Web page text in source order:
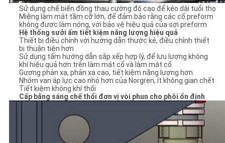
Sử dụng chế biến đồng thau cường độ cao để kéo dài tuổi thọ
Miệng làm mát tầm cỡ lớn, để đảm bảo rằng các cổ preform
không được làm nóng, với bảo vệ hiệu quả của sợi preform
Hệ thống sưởi ấm tiết kiệm năng lượng hiệu quả
Thiết bị điều chỉnh với hướng dẫn thước kẻ, điều chỉnh thiết
bị thuận tiện hơn
Sử dụng tấm hướng dẫn sắp xếp hợp lý, để lưu lượng không
khí hiệu quả hơn trên làm mát cổ và làm mát cổ
Gương phản xạ, phản xạ cao, tiết kiệm năng lượng hơn
Nhóm van áp lực cao nhỏ hơn của Norgren, ít không gian chết
Tiết kiệm không khí thổi
Cấp bằng sáng chế thổi đơn vị vòi phun cho phôi ổn định